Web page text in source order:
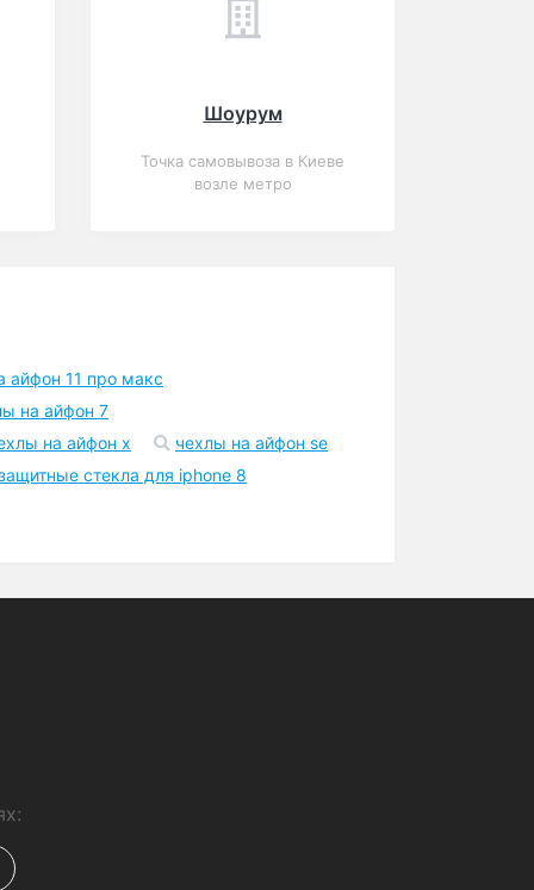
Шоурум
Точка самовывоза в Киеве
возле метро
айфон 11 про макс
на айфон 7
на айфон x
чехлы на айфон se
стекла для iphone 8